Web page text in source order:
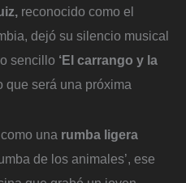
reconocido como el
dejó su silencio musical
sencillo ‘El carrango y la
que será una próxima
una rumba ligera
de los animales’, ese